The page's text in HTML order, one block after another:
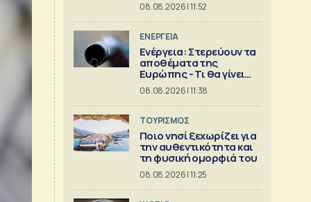
08.08.2026 | 11:52
ΕΝΕΡΓΕΙΑ
Ενέργεια: Στερεύουν τα
αποθέματα της
Ευρώπης - Τι θα γίνει
τον χειμώνα
08.08.2026 | 11:38
ΤΟΥΡΙΣΜΟΣ
Ποιο νησί ξεχωρίζει για
την αυθεντικότητα και
τη φυσική ομορφιά του
08.08.2026 | 11:25